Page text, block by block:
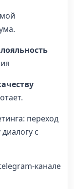
переход
с
канале